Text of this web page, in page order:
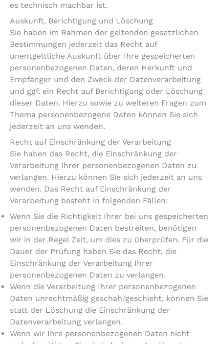
es technisch machbar ist.
Auskunft, Berichtigung und Löschung
Sie haben im Rahmen der geltenden gesetzlichen
Bestimmungen jederzeit das Recht auf
unentgeltliche Auskunft über Ihre gespeicherten
personenbezogenen Daten, deren Herkunft und
Empfänger und den Zweck der Datenverarbeitung
und ggf. ein Recht auf Berichtigung oder Löschung
dieser Daten. Hierzu sowie zu weiteren Fragen zum
Thema personenbezogene Daten können Sie sich
jederzeit an uns wenden.
Recht auf Einschränkung der Verarbeitung
Sie haben das Recht, die Einschränkung der
Verarbeitung Ihrer personenbezogenen Daten zu
verlangen. Hierzu können Sie sich jederzeit an uns
wenden. Das Recht auf Einschränkung der
Verarbeitung besteht in folgenden Fällen:
Wenn Sie die Richtigkeit Ihrer bei uns gespeicherten
personenbezogenen Daten bestreiten, benötigen
wir in der Regel Zeit, um dies zu überprüfen. Für die
Dauer der Prüfung haben Sie das Recht, die
Einschränkung der Verarbeitung Ihrer
personenbezogenen Daten zu verlangen.
Wenn die Verarbeitung Ihrer personenbezogenen
Daten unrechtmäßig geschah/geschieht, können Sie
statt der Löschung die Einschränkung der
Datenverarbeitung verlangen.
Wenn wir Ihre personenbezogenen Daten nicht